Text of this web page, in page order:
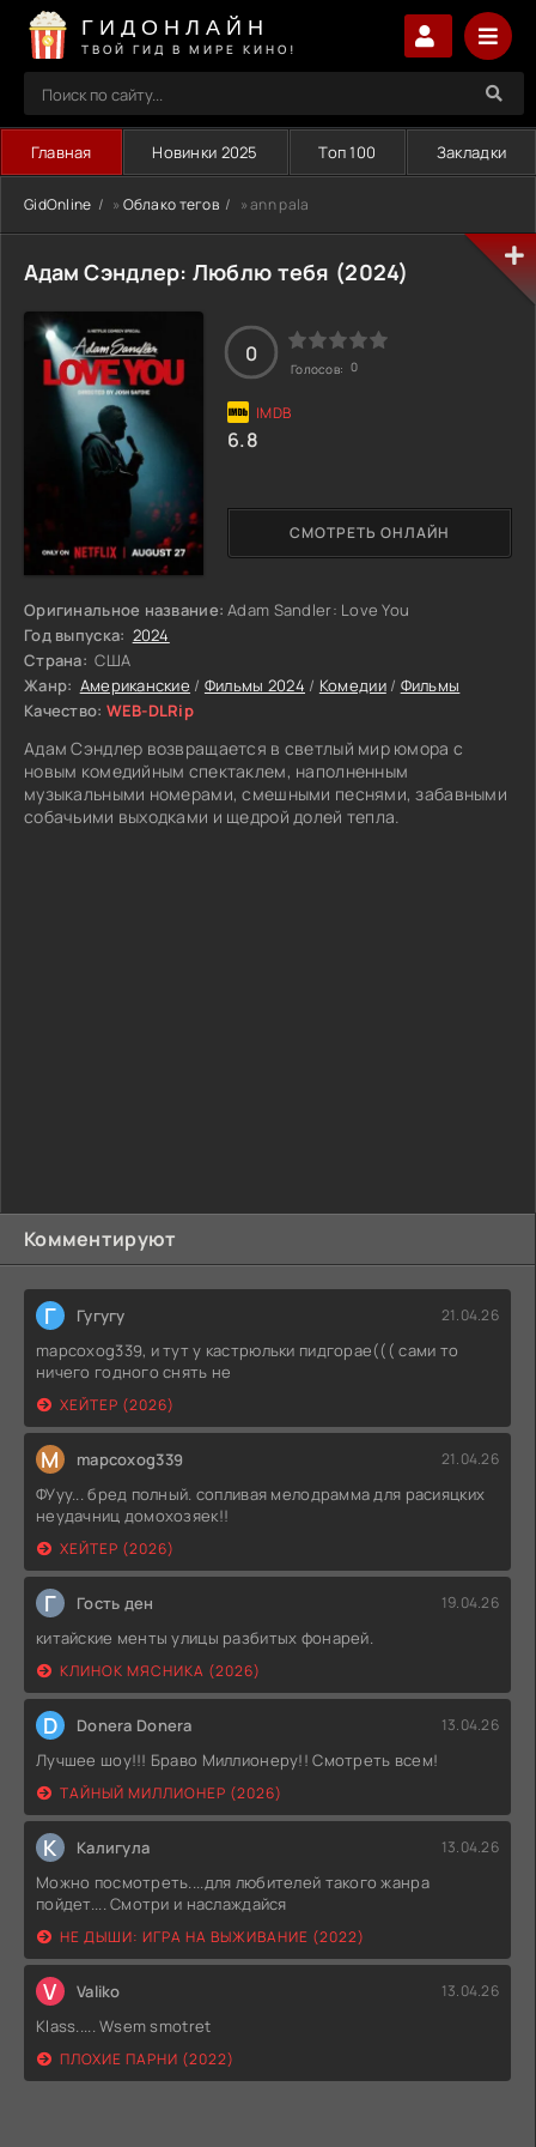
ГИДОНЛАЙН
ТВОЙ ГИД В МИРЕ КИНО!
Главная Новинки 2025 Топ 100 Закладки
Комментируют
Г Гугугу 21.04.26
mapcoxog339, и тут у кастрюльки пидгорае((( сами то
ничего годного снять не
ХЕЙТЕР (2026)
M mapcoxog339 21.04.26
ФУуу... бред полный. сопливая мелодрамма для расияцких
неудачниц домохозяек!!
ХЕЙТЕР (2026)
Г Гость ден 19.04.26
китайские менты улицы разбитых фонарей.
КЛИНОК МЯСНИКА (2026)
D Donera Donera 13.04.26
Лучшее шоу!!! Браво Миллионеру!! Смотреть всем!
ТАЙНЫЙ МИЛЛИОНЕР (2026)
К Калигула 13.04.26
Можно посмотреть....для любителей такого жанра
пойдет.... Смотри и наслаждайся
НЕ ДЫШИ: ИГРА НА ВЫЖИВАНИЕ (2022)
V Valiko 13.04.26
Klass..... Wsem smotret
ПЛОХИЕ ПАРНИ (2022)
GidOnline » Облако тегов » ann pala
Адам Сэндлер: Люблю тебя (2024)
Оригинальное название: Adam Sandler: Love You
Год выпуска: 2024
Страна: США
Жанр: Американские / Фильмы 2024 / Комедии/ Фильмы
Качество: WEB-DLRip
Адам Сэндлер возвращается в светлый мир юмора с
новым комедийным спектаклем, наполненным
музыкальными номерами, смешными песнями, забавными
собачьими выходками и щедрой долей тепла.
СМОТРЕТЬ ОНЛАЙН
0
Голосов: 0
6.8